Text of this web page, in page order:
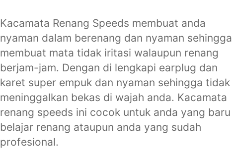
Kacamata Renang Speeds membuat anda
nyaman dalam berenang dan nyaman sehingga
membuat mata tidak iritasi walaupun renang
berjam-jam. Dengan di lengkapi earplug dan
karet super empuk dan nyaman sehingga tidak
meninggalkan bekas di wajah anda. Kacamata
renang speeds ini cocok untuk anda yang baru
belajar renang ataupun anda yang sudah
profesional.